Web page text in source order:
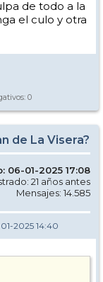
de todo a la
el culo y otra
0
de La Visera?
06-01-2025 17:08
21 años antes
Mensajes: 14.585
2025 14:40